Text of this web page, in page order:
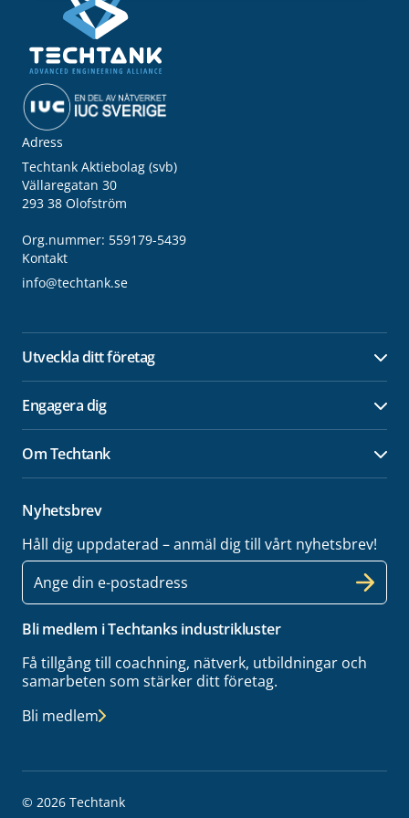
Adress
Techtank Aktiebolag (svb)
Vällaregatan 30
293 38 Olofström
Org.nummer: 559179-5439
Kontakt
info@techtank.se
Utveckla ditt företag
Engagera dig
Om Techtank
Nyhetsbrev
Håll dig uppdaterad – anmäl dig till vårt nyhetsbrev!
E-
post
Bli medlem i Techtanks industrikluster
Få tillgång till coachning, nätverk, utbildningar och
samarbeten som stärker ditt företag.
Bli medlem
© 2026 Techtank